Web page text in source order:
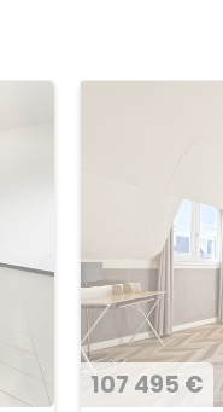
107 495 €